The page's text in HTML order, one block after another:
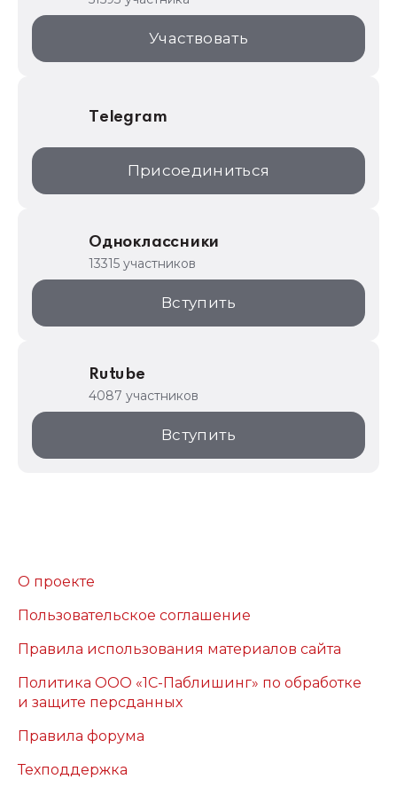
1С:Торговая площадка
Участвовать
Telegram
Присоединиться
Одноклассники
13315 участников
Вступить
Rutube
4087 участников
Вступить
О проекте
Пользовательское соглашение
Правила использования материалов сайта
Политика ООО «1С-Паблишинг» по обработке
и защите персданных
Правила форума
Техподдержка